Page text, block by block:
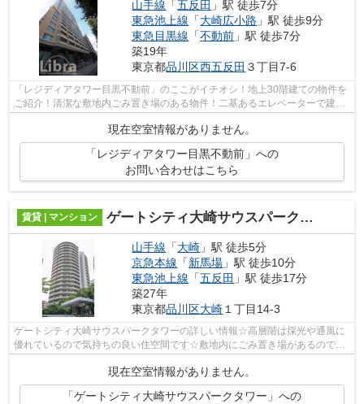
山手線 「五反田 」駅 徒歩7分
東急池上線 「大崎広小路 」駅 徒歩9分
東急目黒線 「不動前 」駅 徒歩7分
築19年
東京都品川区西五反田 ３丁目7-6
「レジディアタワー目黒不動前」のここがイチオシ！地上30階建ての物件を
ご紹介！清潔な敷地内ごみ置き場のある物件！二基あるエレベーターで建物
内の移動も円滑です！当社スタッフが...
現在空室情報がありません。
「レジディアタワー目黒不動前」への
お問い合わせはこちら
賃貸 | マンション ゲートシティ大崎サウスパークタワー
山手線 「大崎 」駅 徒歩5分
京急本線 「新馬場 」駅 徒歩10分
東急池上線 「五反田 」駅 徒歩17分
築27年
東京都品川区大崎 １丁目14-3
ゲートシティ大崎サウスパークタワーの詳しい情報☆高層階は採光や通風に
優れているので気持ちの良い住空間です☆敷地内にごみ置き場があるので、
現在空室情報がありません。
「ゲートシティ大崎サウスパークタワー」への